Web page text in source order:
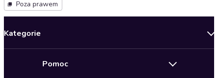
Poza prawem
Kategorie
Pomoc